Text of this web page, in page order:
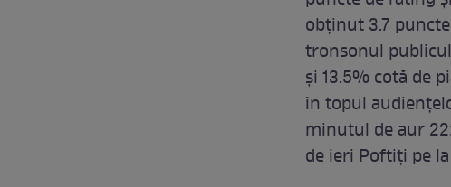
obținut 3.7
tronsonul
și 13.5% cotă de
în topul
minutul de aur
de ieri Poftiți pe